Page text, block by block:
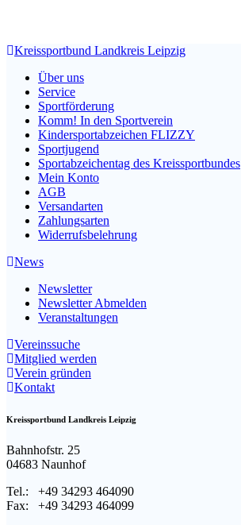
Kreissportbund Landkreis Leipzig
Über uns
Service
Sportförderung
Komm! In den Sportverein
Kindersportabzeichen FLIZZY
Sportjugend
Sportabzeichentag des Kreissportbundes
Mein Konto
AGB
Versandarten
Zahlungsarten
Widerrufsbelehrung
News
Newsletter
Newsletter Abmelden
Veranstaltungen
Vereinssuche
Mitglied werden
Verein gründen
Kontakt
Kreissportbund Landkreis Leipzig
Bahnhofstr. 25
04683 Naunhof
Tel.: +49 34293 464090
Fax: +49 34293 464099